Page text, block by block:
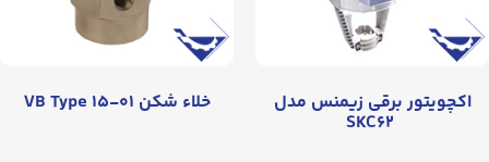
اکچویتور برقی زیمنس مدل خلاء شکن VB Type ۱۵-۰۱